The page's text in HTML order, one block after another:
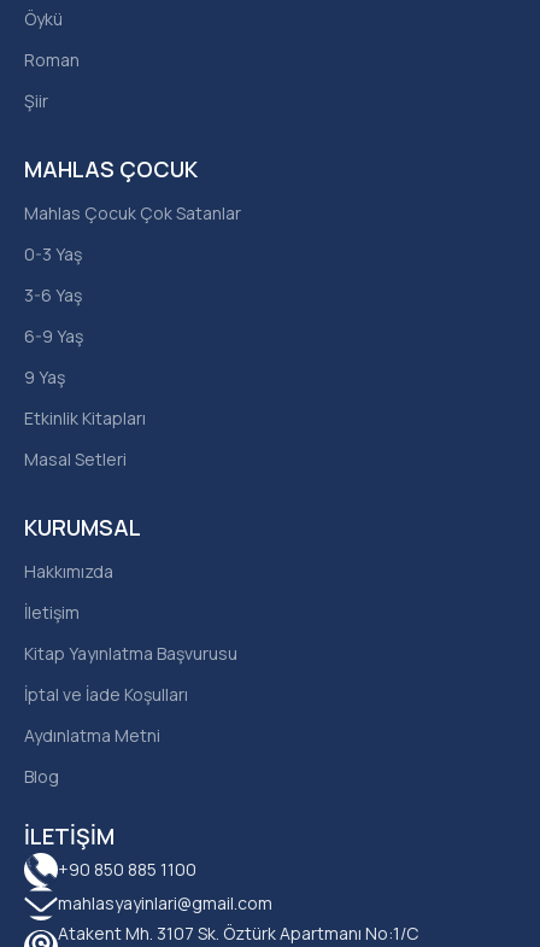
İLETIŞIM
+90 850 885 1100
mahlasyayinlari@gmail.com
Atakent Mh. 3107 Sk. Öztürk Apartmanı No:1/C
KURUMSAL
Hakkımızda
İletişim
Kitap Yayınlatma Başvurusu
İptal ve İade Koşulları
Aydınlatma Metni
Blog
MAHLAS ÇOCUK
Mahlas Çocuk Çok Satanlar
0-3 Yaş
3-6 Yaş
6-9 Yaş
9 Yaş
Etkinlik Kitapları
Masal Setleri
Öykü
Roman
Şiir